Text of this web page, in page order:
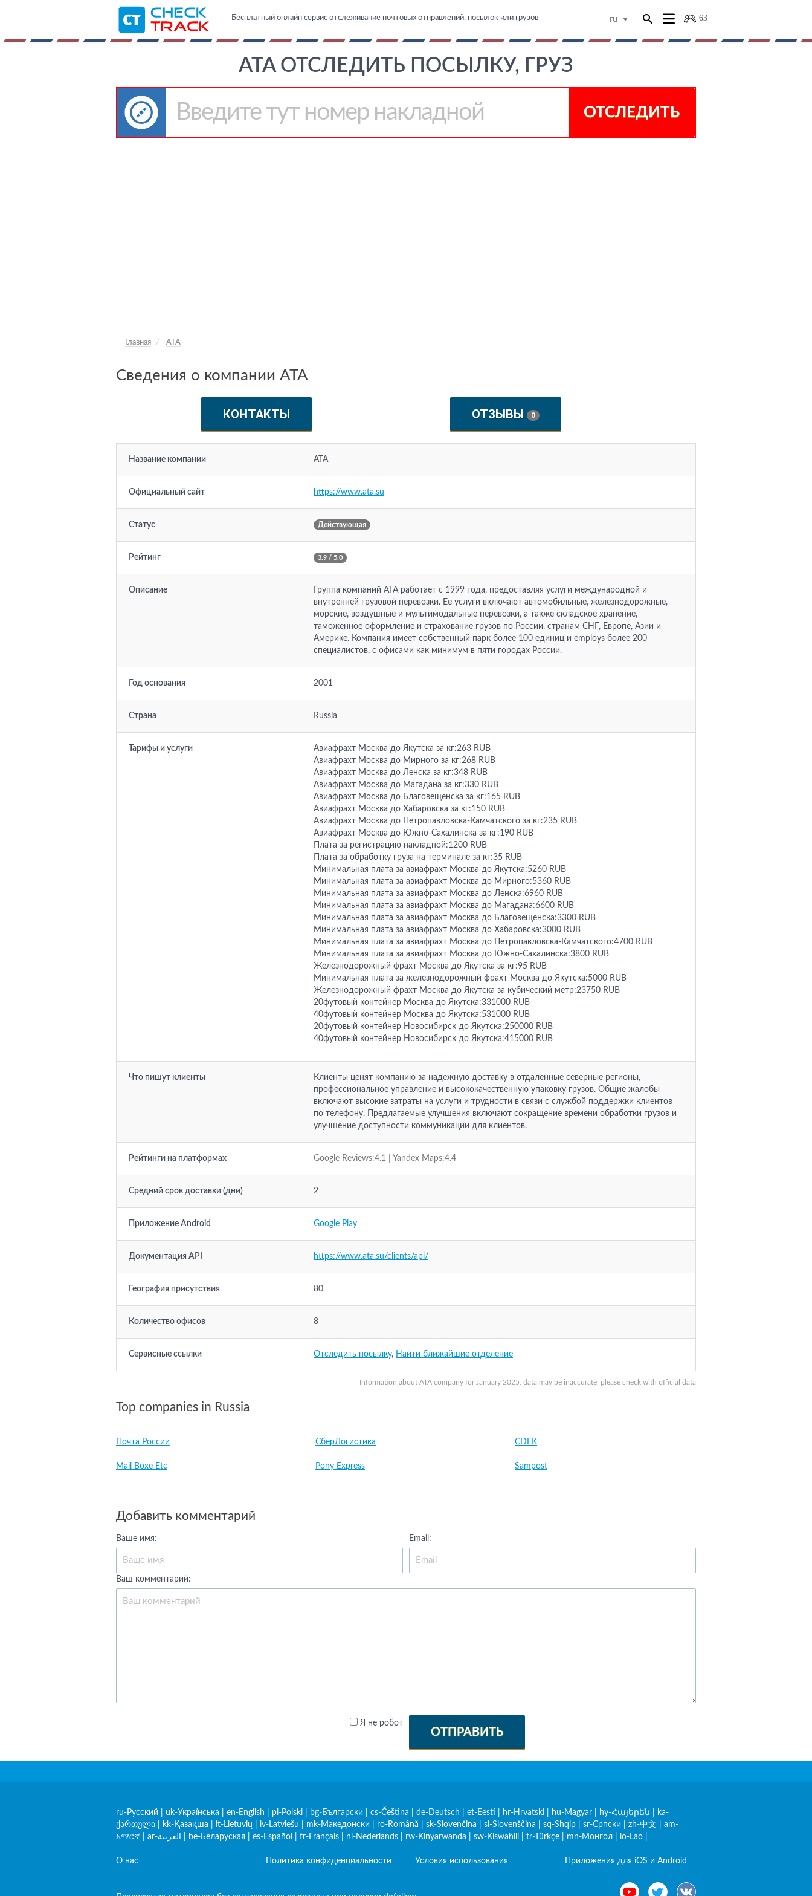
63
ru
Бесплатный онлайн сервис отслеживание почтовых отправлений, посылок или грузов
ATA ОТСЛЕДИТЬ ПОСЫЛКУ, ГРУЗ
ОТСЛЕДИТЬ
Главная ATA
Сведения о компании ATA
КОНТАКТЫ ОТЗЫВЫ 0
Information about ATA company for January 2025, data may be inaccurate, please check with official data
Название компании ATA
Официальный сайт https://www.ata.su
Статус Действующая
Рейтинг 3.9 / 5.0
Описание
Группа компаний АТА работает с 1999 года, предоставляя услуги международной и
внутренней грузовой перевозки. Ее услуги включают автомобильные, железнодорожные,
морские, воздушные и мультимодальные перевозки, а также складское хранение,
таможенное оформление и страхование грузов по России, странам СНГ, Европе, Азии и
Америке. Компания имеет собственный парк более 100 единиц и employs более 200
специалистов, с офисами как минимум в пяти городах России.
Год основания 2001
Страна Russia
Тарифы и услуги
Авиафрахт Москва до Якутска за кг:263 RUB
Авиафрахт Москва до Мирного за кг:268 RUB
Авиафрахт Москва до Ленска за кг:348 RUB
Авиафрахт Москва до Магадана за кг:330 RUB
Авиафрахт Москва до Благовещенска за кг:165 RUB
Авиафрахт Москва до Хабаровска за кг:150 RUB
Авиафрахт Москва до Петропавловска-Камчатского за кг:235 RUB
Авиафрахт Москва до Южно-Сахалинска за кг:190 RUB
Плата за регистрацию накладной:1200 RUB
Плата за обработку груза на терминале за кг:35 RUB
Минимальная плата за авиафрахт Москва до Якутска:5260 RUB
Минимальная плата за авиафрахт Москва до Мирного:5360 RUB
Минимальная плата за авиафрахт Москва до Ленска:6960 RUB
Минимальная плата за авиафрахт Москва до Магадана:6600 RUB
Минимальная плата за авиафрахт Москва до Благовещенска:3300 RUB
Минимальная плата за авиафрахт Москва до Хабаровска:3000 RUB
Минимальная плата за авиафрахт Москва до Петропавловска-Камчатского:4700 RUB
Минимальная плата за авиафрахт Москва до Южно-Сахалинска:3800 RUB
Железнодорожный фрахт Москва до Якутска за кг:95 RUB
Минимальная плата за железнодорожный фрахт Москва до Якутска:5000 RUB
Железнодорожный фрахт Москва до Якутска за кубический метр:23750 RUB
20футовый контейнер Москва до Якутска:331000 RUB
40футовый контейнер Москва до Якутска:531000 RUB
20футовый контейнер Новосибирск до Якутска:250000 RUB
40футовый контейнер Новосибирск до Якутска:415000 RUB
Что пишут клиенты
Клиенты ценят компанию за надежную доставку в отдаленные северные регионы,
профессиональное управление и высококачественную упаковку грузов. Общие жалобы
включают высокие затраты на услуги и трудности в связи с службой поддержки клиентов
по телефону. Предлагаемые улучшения включают сокращение времени обработки грузов и
улучшение доступности коммуникации для клиентов.
Рейтинги на платформах Google Reviews:4.1 | Yandex Maps:4.4
Средний срок доставки (дни) 2
Приложение Android Google Play
Документация API https://www.ata.su/clients/api/
География присутствия 80
Количество офисов 8
Сервисные ссылки Отследить посылку, Найти ближайшие отделение
Top companies in Russia
Почта России СберЛогистика CDEK
Mail Boxe Etc Pony Express Sampost
Добавить комментарий
Ваше имя: Email:
Ваш комментарий:
Я не робот
ОТПРАВИТЬ
ru-Русский uk-Українська en-English pl-Polski bg-Български cs-Čeština de-Deutsch et-Eesti hr-Hrvatski hu-Magyar hy-Հայերեն
ka-
ქართული
kk-Қазақша lt-Lietuvių lv-Latviešu mk-Македонски ro-Română sk-Slovenčina sl-Slovenščina sq-Shqip sr-Српски zh-中文
am-
አማርኛ
ar-العربية be-Беларуская es-Español fr-Français nl-Nederlands rw-Kinyarwanda sw-Kiswahili tr-Türkçe mn-Монгол lo-Lao
О нас Политика конфиденциальности Условия использования Приложения для iOS и Android